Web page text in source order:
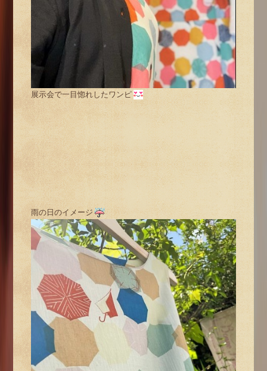
展示会で一目惚れしたワンピ
雨の日のイメージ